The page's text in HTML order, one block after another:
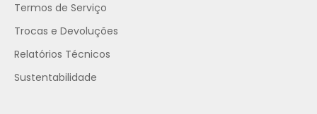
Termos de Serviço
Trocas e Devoluções
Relatórios Técnicos
Sustentabilidade